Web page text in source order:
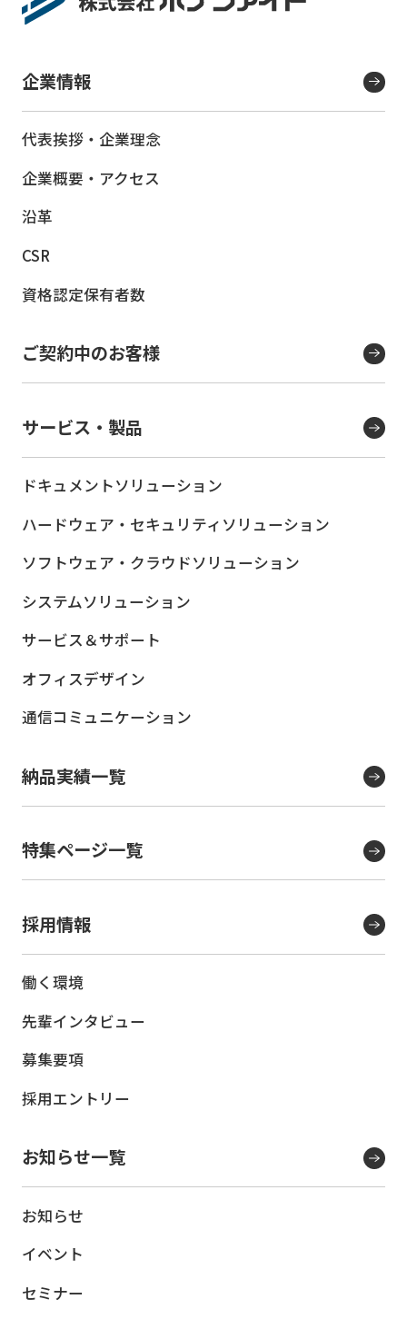
企業情報
代表挨拶・企業理念
企業概要・アクセス
沿革
CSR
資格認定保有者数
ご契約中のお客様
サービス・製品
ドキュメントソリューション
ハードウェア・セキュリティ ソリューション
ソフトウェア・クラウドソリューション
システムソリューション
サービス＆サポート
オフィスデザイン
通信コミュニケーション
納品実績一覧
特集ページ一覧
採用情報
働く環境
先輩インタビュー
募集要項
採用エントリー
お知らせ一覧
お知らせ
イベント
セミナー